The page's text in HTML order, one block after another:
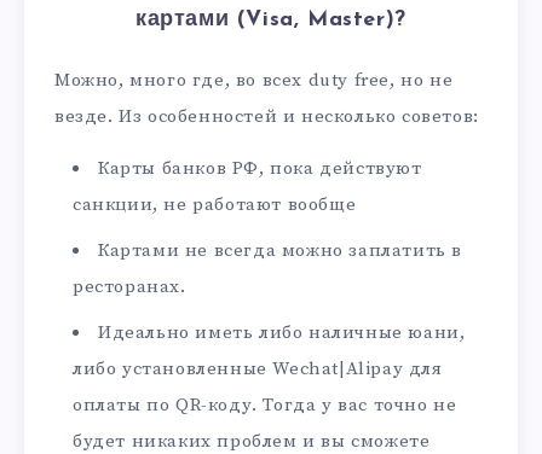
картами (Visa, Master)?
Можно, много где, во всех duty free, но не
везде. Из особенностей и несколько советов:
Карты банков РФ, пока действуют
санкции, не работают вообще
Картами не всегда можно заплатить в
ресторанах.
Идеально иметь либо наличные юани,
либо установленные Wechat|Alipay для
оплаты по QR-коду. Тогда у вас точно не
будет никаких проблем и вы сможете